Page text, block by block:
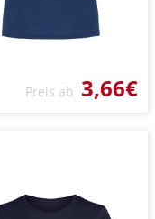
Preis ab 3,66€